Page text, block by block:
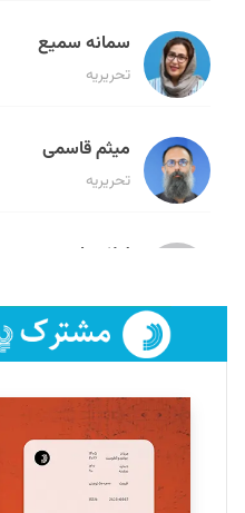
سمانه سمیع
تحریریه
میثم قاسمی
تحریریه
لیلا حنارود
فائزه فتحی رستمی
تحریریه
سروش کرمیان
تحریریه